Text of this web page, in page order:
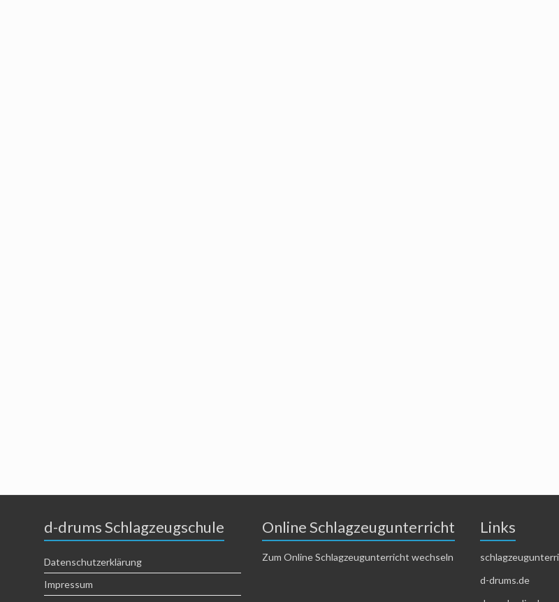
d-drums Schlagzeugschule
Datenschutzerklärung
Impressum
Online Schlagzeugunterricht
Zum Online Schlagzeugunterricht wechseln
Links
d-drums.de